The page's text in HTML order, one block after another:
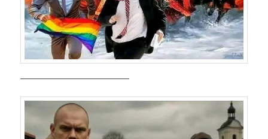
——————————————